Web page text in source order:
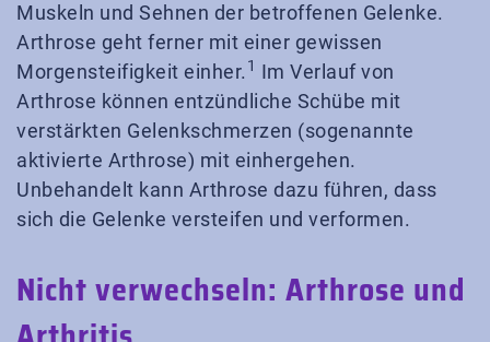
Muskeln und Sehnen der betroffenen Gelenke.
Arthrose geht ferner mit einer gewissen
Morgensteifigkeit einher. 1 Im Verlauf von
Arthrose können entzündliche Schübe mit
verstärkten Gelenkschmerzen (sogenannte
aktivierte Arthrose) mit einhergehen.
Unbehandelt kann Arthrose dazu führen, dass
sich die Gelenke versteifen und verformen.
Nicht verwechseln: Arthrose und